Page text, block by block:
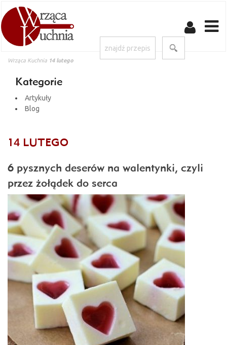
Wrząca Kuchnia 14 lutego
Kategorie
Artykuły
Blog
14 LUTEGO
6 pysznych deserów na walentynki, czyli
przez żołądek do serca